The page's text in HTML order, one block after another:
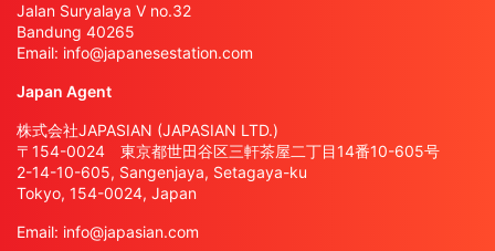
Jalan Suryalaya V no.32
Bandung 40265
Email: info@japanesestation.com
Japan Agent
株式会社JAPASIAN (JAPASIAN LTD.)
〒154-0024 東京都世田谷区三軒茶屋二丁目14番10-605号
2-14-10-605, Sangenjaya, Setagaya-ku
Tokyo, 154-0024, Japan
Email: info@japasian.com